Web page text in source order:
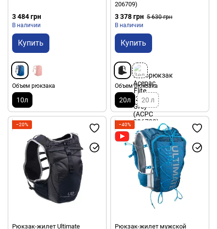
3 484 грн
В наличии
Купить
Объем рюкзака
10л
206709)
3 378 грн 5 630 грн
В наличии
Купить
Объем рюкзака
20л 20 л
−20%
Рюкзак-жилет Ultimate
−40%
Рюкзак-жилет мужской